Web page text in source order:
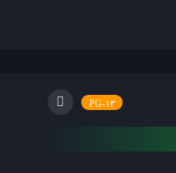
۱۳-PG